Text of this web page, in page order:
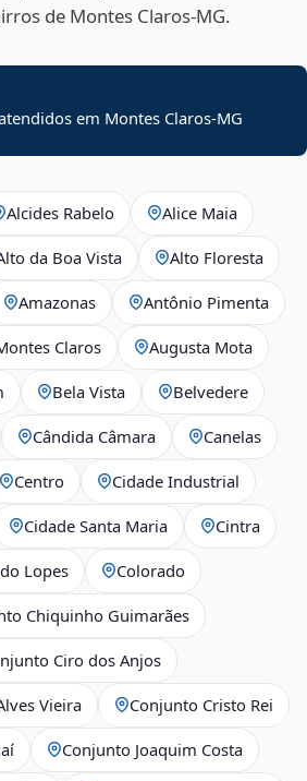
de Montes Claros‑MG.
em Montes Claros-MG
Alcides Rabelo Alice Maia
da Boa Vista Alto Floresta
Amazonas Antônio Pimenta
Claros Augusta Mota
Bela Vista Belvedere
Cândida Câmara Canelas
Centro Cidade Industrial
Cidade Santa Maria Cintra
Lopes Colorado
Chiquinho Guimarães
Ciro dos Anjos
Vieira Conjunto Cristo Rei
Conjunto Joaquim Costa